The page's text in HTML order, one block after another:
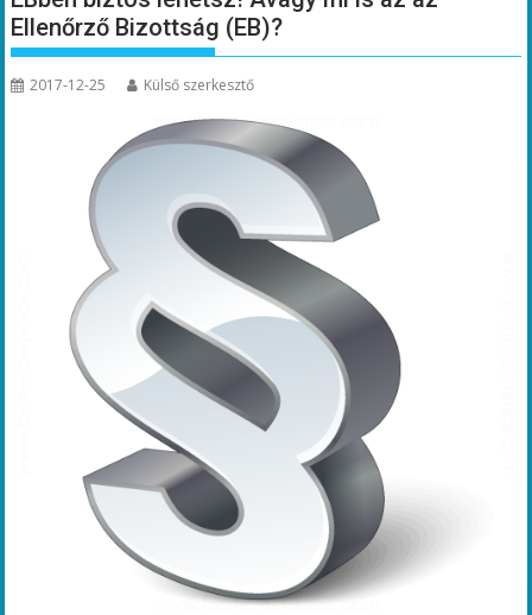
Ellenőrző Bizottság (EB)?
2017-12-25 Külső szerkesztő